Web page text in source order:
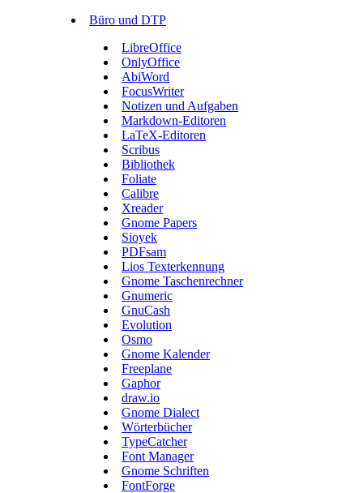
Büro und DTP
LibreOffice
OnlyOffice
AbiWord
FocusWriter
Notizen und Aufgaben
Markdown-Editoren
LaTeX-Editoren
Scribus
Bibliothek
Foliate
Calibre
Xreader
Gnome Papers
Sioyek
PDFsam
Lios Texterkennung
Gnome Taschenrechner
Gnumeric
GnuCash
Evolution
Osmo
Gnome Kalender
Freeplane
Gaphor
draw.io
Gnome Dialect
Wörterbücher
TypeCatcher
Font Manager
Gnome Schriften
FontForge